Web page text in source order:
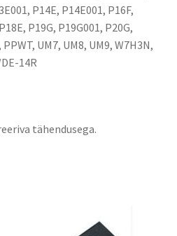
P14E, P14E001, P16F,
P19G, P19G001, P20G,
UM7, UM8, UM9, W7H3N,
14R
tähendusega.